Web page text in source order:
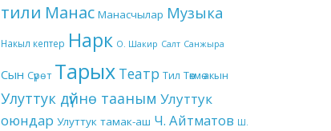
тили Манас Манасчылар Музыка
Накыл кептер Нарк О. Шакир Салт Санжыра
Сын Сүрөт Тарых Театр Тил Төкмө акын
Улуттук дүйнө тааным Улуттук
оюндар Улуттук тамак-аш Ч. Айтматов Ш.